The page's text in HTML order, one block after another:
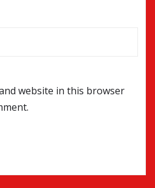
website in this browser